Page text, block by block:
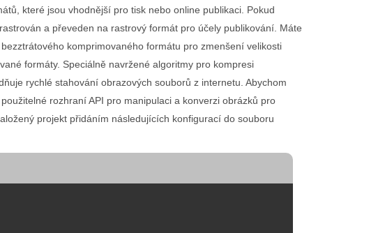
které jsou vhodnější pro tisk nebo online publikaci. Pokud
a převeden na rastrový formát pro účely publikování. Máte
komprimovaného formátu pro zmenšení velikosti
formáty. Speciálně navržené algoritmy pro kompresi
rychlé stahování obrazových souborů z internetu. Abychom
rozhraní API pro manipulaci a konverzi obrázků pro
projekt přidáním následujících konfigurací do souboru